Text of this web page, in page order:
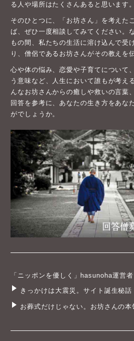
る人や場所はたくさんあると思います。
そのひとつに、「お坊さん」を考えた
ば、ぜひ一度相談してみてください。
もの間、私たちの生活に溶け込んで受
り、僧侶であるお坊さんがその教えを
心や体の悩み、恋愛や子育てについて
う意味など、人生において誰もが考え
んなお坊さんからの癒しや救いの言葉
回答を参考に、あなたの生き方をあな
がでしょうか。
「ニッポンを優しく」hasunoha運営
きっかけは大震災。サイト誕生秘話
お葬式だけじゃない。お坊さんの本